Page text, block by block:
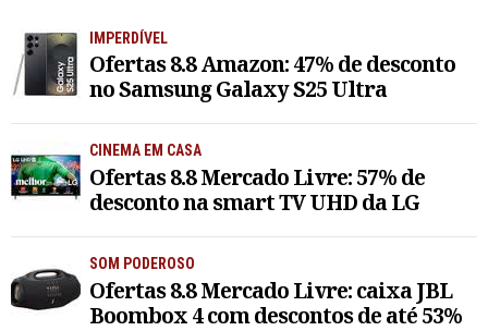
IMPERDÍVEL
Ofertas 8.8 Amazon: 47% de desconto
no Samsung Galaxy S25 Ultra
CINEMA EM CASA
Ofertas 8.8 Mercado Livre: 57% de
desconto na smart TV UHD da LG
SOM PODEROSO
Ofertas 8.8 Mercado Livre: caixa JBL
Boombox 4 com descontos de até 53%